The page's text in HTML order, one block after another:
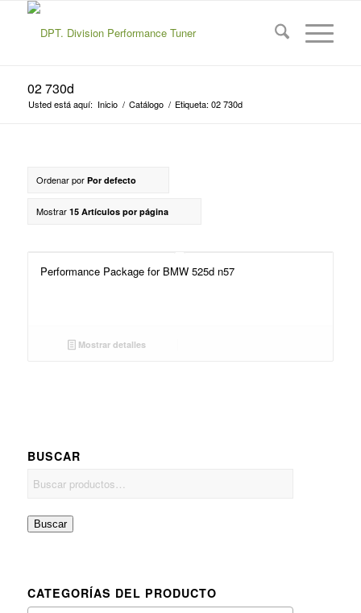
02 730d
Usted está aquí: Inicio / Catálogo / Etiqueta: 02 730d
Ordenar por Por defecto
Mostrar 15 Artículos por página
Performance Package for BMW 525d n57
Mostrar detalles
BUSCAR
Buscar
CATEGORÍAS DEL PRODUCTO